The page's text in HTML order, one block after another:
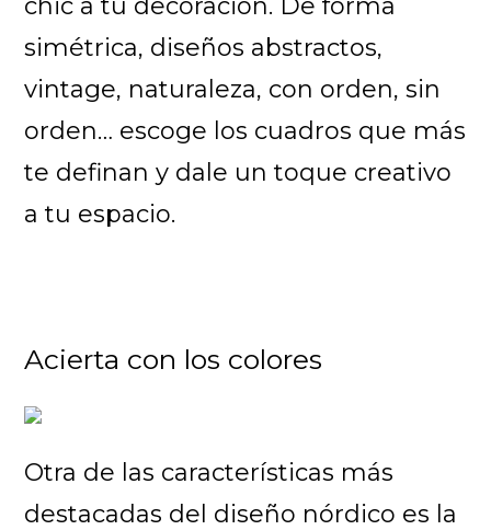
simétrica, diseños abstractos,
vintage, naturaleza, con orden, sin
orden… escoge los cuadros que más
te definan y dale un toque creativo
a tu espacio.
Acierta con los colores
Otra de las características más
destacadas del diseño nórdico es la